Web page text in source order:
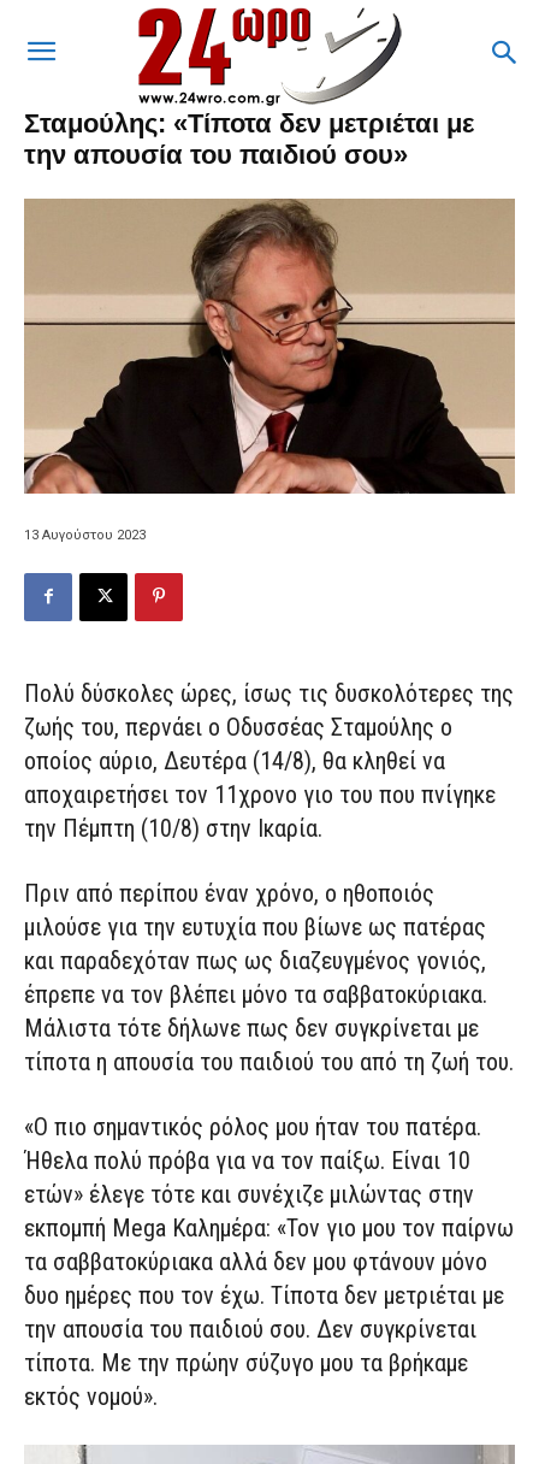
Σταμούλης: «Τίποτα δεν μετριέται με
την απουσία του παιδιού σου»
13 Αυγούστου 2023
Πολύ δύσκολες ώρες, ίσως τις δυσκολότερες της
ζωής του, περνάει ο Οδυσσέας Σταμούλης ο
οποίος αύριο, Δευτέρα (14/8), θα κληθεί να
αποχαιρετήσει τον 11χρονο γιο του που πνίγηκε
την Πέμπτη (10/8) στην Ικαρία.
Πριν από περίπου έναν χρόνο, ο ηθοποιός
μιλούσε για την ευτυχία που βίωνε ως πατέρας
και παραδεχόταν πως ως διαζευγμένος γονιός,
έπρεπε να τον βλέπει μόνο τα σαββατοκύριακα.
Μάλιστα τότε δήλωνε πως δεν συγκρίνεται με
τίποτα η απουσία του παιδιού του από τη ζωή του.
«O πιο σημαντικός ρόλος μου ήταν του πατέρα.
Ήθελα πολύ πρόβα για να τον παίξω. Είναι 10
ετών» έλεγε τότε και συνέχιζε μιλώντας στην
εκπομπή Mega Καλημέρα: «Τον γιο μου τον παίρνω
τα σαββατοκύριακα αλλά δεν μου φτάνουν μόνο
δυο ημέρες που τον έχω. Τίποτα δεν μετριέται με
την απουσία του παιδιού σου. Δεν συγκρίνεται
τίποτα. Με την πρώην σύζυγο μου τα βρήκαμε
εκτός νομού».